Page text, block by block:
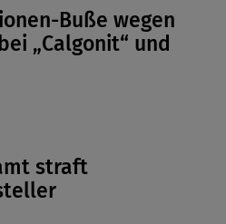
Buße wegen
„Calgonit“ und
straft